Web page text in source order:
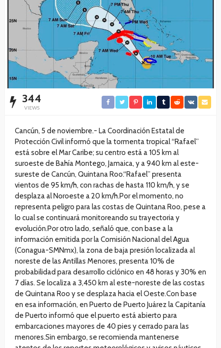
344
VIEWS
Cancún, 5 de noviembre.- La Coordinación Estatal de
Protección Civil informó que la tormenta tropical “Rafael”
está sobre el Mar Caribe; su centro está a 105 km al
suroeste de Bahía Montego, Jamaica, y a 940 km al este-
sureste de Cancún, Quintana Roo.“Rafael” presenta
vientos de 95 km/h, con rachas de hasta 110 km/h, y se
desplaza al Noroeste a 20 km/h.Por el momento, no
representa peligro para las costas de Quintana Roo, pese a
lo cual se continuará monitoreando su trayectoria y
evolución.Por otro lado, señaló que, con base a la
información emitida por la Comisión Nacional del Agua
(Conagua-SMNmx), la zona de baja presión localizada al
noreste de las Antillas Menores, presenta 10% de
probabilidad para desarrollo ciclónico en 48 horas y 30% en
7 días. Se localiza a 3,450 km al este-noreste de las costas
de Quintana Roo y se desplaza hacia el Oeste.Con base
en esa información, en Puerto de Puerto Juárez la Capitanía
de Puerto informó que el puerto está abierto para
embarcaciones mayores de 40 pies y cerrado para las
menores.Sin embargo, se recomienda mantenerse